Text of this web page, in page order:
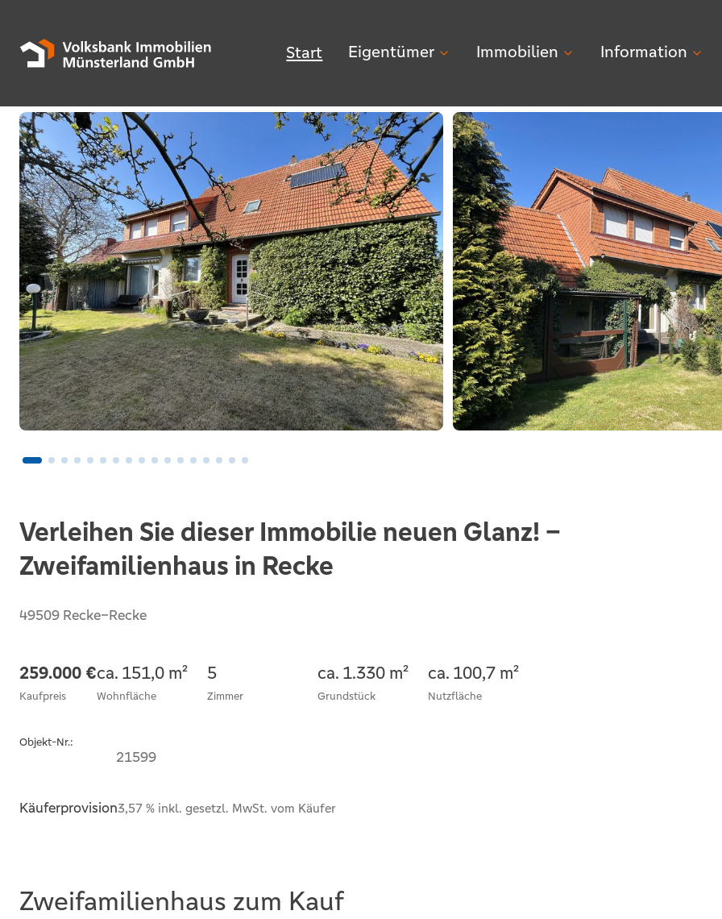
Start Eigentümer Immobilien Information
Verleihen Sie dieser Immobilie neuen Glanz! –
Zweifamilienhaus in Recke
49509 Recke–Recke
259.000 €
Kaufpreis
ca. 151,0 m²
Wohnfläche
5
Zimmer
ca. 1.330 m²
Grundstück
ca. 100,7 m²
Nutzfläche
Objekt-Nr.:
21599
Käuferprovision3,57 % inkl. gesetzl. MwSt. vom Käufer
Zweifamilienhaus zum Kauf